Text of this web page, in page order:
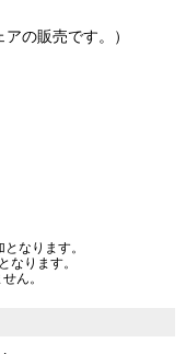
の販売です。）
なります。
なります。
ん。